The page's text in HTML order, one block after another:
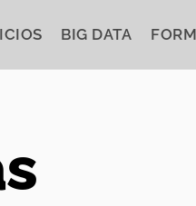
BIG DATA